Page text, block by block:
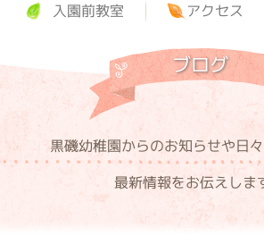
入園前教室
アクセス
ブログ
黒磯幼稚園からのお知らせや日々
最新情報をお伝えしま